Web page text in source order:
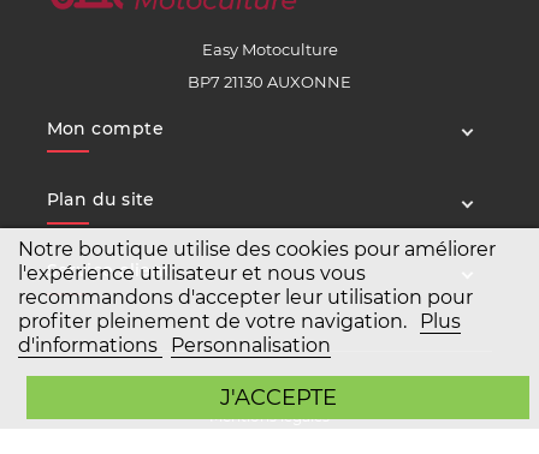
Notre boutique utilise des cookies pour améliorer
l'expérience utilisateur et nous vous
recommandons d'accepter leur utilisation pour
profiter pleinement de votre navigation.
Plus
d'informations
Personnalisation
J'ACCEPTE
Easy Motoculture
BP7 21130 AUXONNE
Mon compte
Plan du site
Service client
Copyright Easy Motoculture 2026
Mentions légales